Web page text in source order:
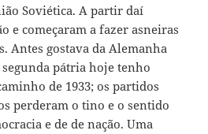
Soviética. A partir daí
e começaram a fazer asneiras
Antes gostava da Alemanha
pátria hoje tenho
de 1933; os partidos
perderam o tino e o sentido
e de de nação. Uma